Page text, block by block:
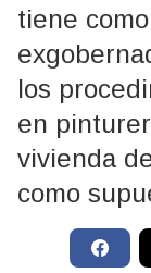
tiene
los
en
vivienda
como